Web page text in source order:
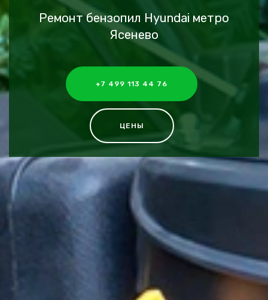
Ремонт бензопил Hyundai метро
Ясенево
+7 499 113 44 76
ЦЕНЫ